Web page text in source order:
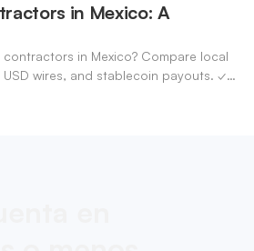
in Mexico: A
in Mexico? Compare local
USD wires, and stablecoin payouts. ✓